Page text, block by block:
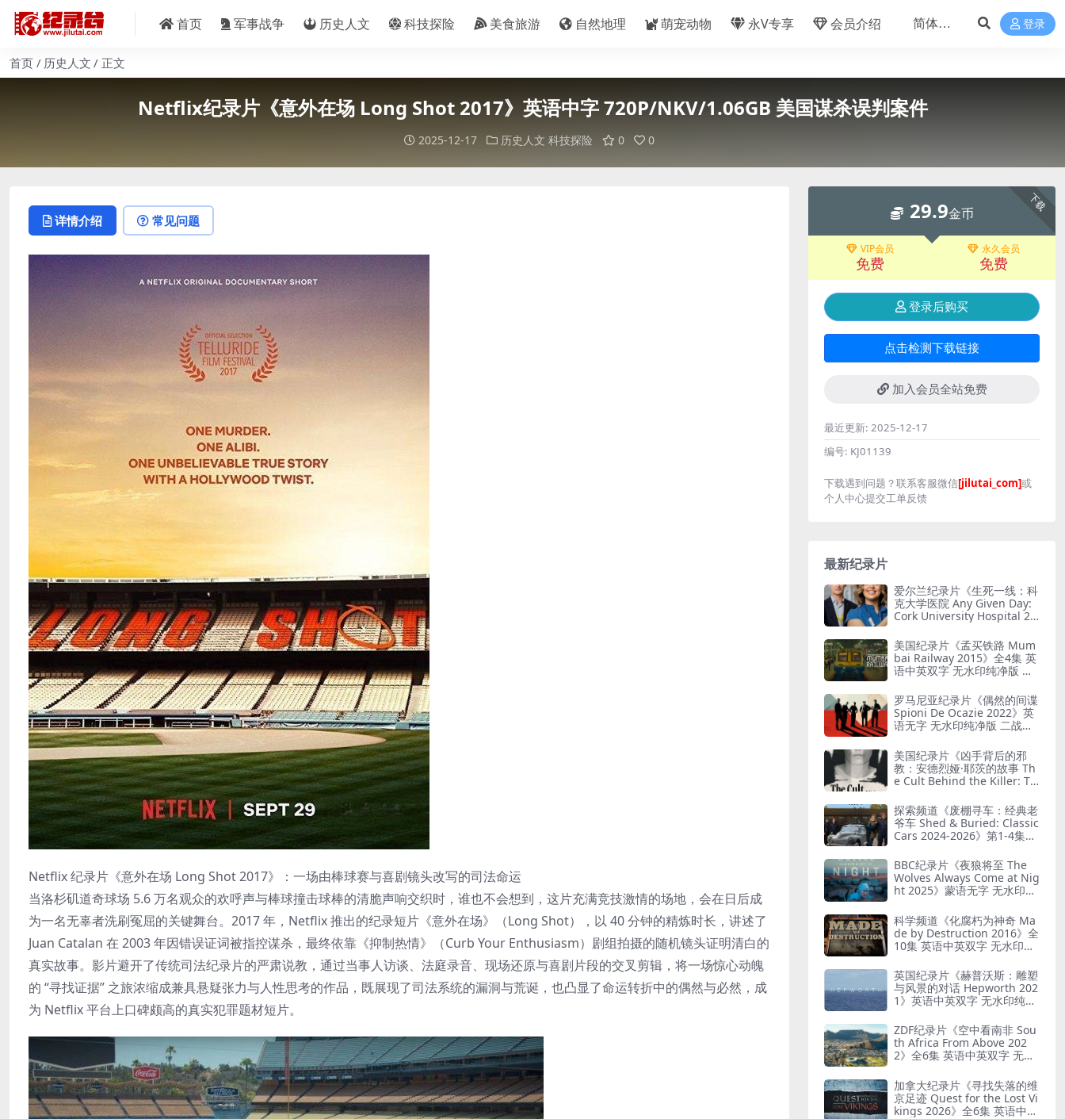
首页 军事战争 历史人文 科技探险 美食旅游 自然地理 萌宠动物 永V专享 会员介绍 登录
首页 历史人文 正文
Netflix纪录片《意外在场 Long Shot 2017》英语中字 720P/NKV/1.06GB 美国谋杀误判案件
2025-12-17 历史人文 科技探险 0 0
详情介绍 常见问题
Netflix 纪录片《意外在场 Long Shot 2017》：一场由棒球赛与喜剧镜头改写的司法命运
当洛杉矶道奇球场 5.6 万名观众的欢呼声与棒球撞击球棒的清脆声响交织时，谁也不会想到，这片充满竞技激情的场地，会在日后成
为一名无辜者洗刷冤屈的关键舞台。2017 年，Netflix 推出的纪录短片《意外在场》（Long Shot），以 40 分钟的精炼时长，讲述了
Juan Catalan 在 2003 年因错误证词被指控谋杀，最终依靠《抑制热情》（Curb Your Enthusiasm）剧组拍摄的随机镜头证明清白的
真实故事。影片避开了传统司法纪录片的严肃说教，通过当事人访谈、法庭录音、现场还原与喜剧片段的交叉剪辑，将一场惊心动魄
的 “寻找证据” 之旅浓缩成兼具悬疑张力与人性思考的作品，既展现了司法系统的漏洞与荒诞，也凸显了命运转折中的偶然与必然，成
为 Netflix 平台上口碑颇高的真实犯罪题材短片。
下载
29.9金币
VIP会员
免费
永久会员
免费
登录后购买
点击检测下载链接
加入会员全站免费
最近更新: 2025-12-17
编号: KJ01139
下载遇到问题？联系客服微信[jilutai_com]或
个人中心提交工单反馈
最新纪录片
爱尔兰纪录片《生死一线：科
克大学医院 Any Given Day:
Cork University Hospital 20
水印纯净版 爱尔兰医院
美国纪录片《孟买铁路 Mum
bai Railway 2015》全4集 英
语中英双字 无水印纯净版 孟
罗马尼亚纪录片《偶然的间谍
Spioni De Ocazie 2022》英
语无字 无水印纯净版 二战谍
美国纪录片《凶手背后的邪
教：安德烈娅·耶茨的故事 Th
e Cult Behind the Killer: Th
6》全3集 英语中英双字 无水
印纯净版 精神控制
探索频道《废棚寻车：经典老
爷车 Shed & Buried: Classic
Cars 2024-2026》第1-4集全
净版 翻新老爷车
BBC纪录片《夜狼将至 The
Wolves Always Come at Nig
ht 2025》蒙语无字 无水印纯
科学频道《化腐朽为神奇 Ma
de by Destruction 2016》全
10集 英语中英双字 无水印纯
英国纪录片《赫普沃斯：雕塑
与风景的对话 Hepworth 202
1》英语中英双字 无水印纯净
ZDF纪录片《空中看南非 Sou
th Africa From Above 202
2》全6集 英语中英双字 无水
加拿大纪录片《寻找失落的维
京足迹 Quest for the Lost Vi
kings 2026》全6集 英语中英